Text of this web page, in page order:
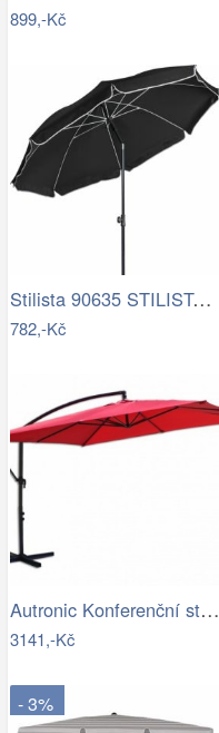
899,-Kč
Stilista 90635 STILISTA Zahradní…
782,-Kč
Autronic Konferenční stolek AHG-402 WT
3141,-Kč
- 3%